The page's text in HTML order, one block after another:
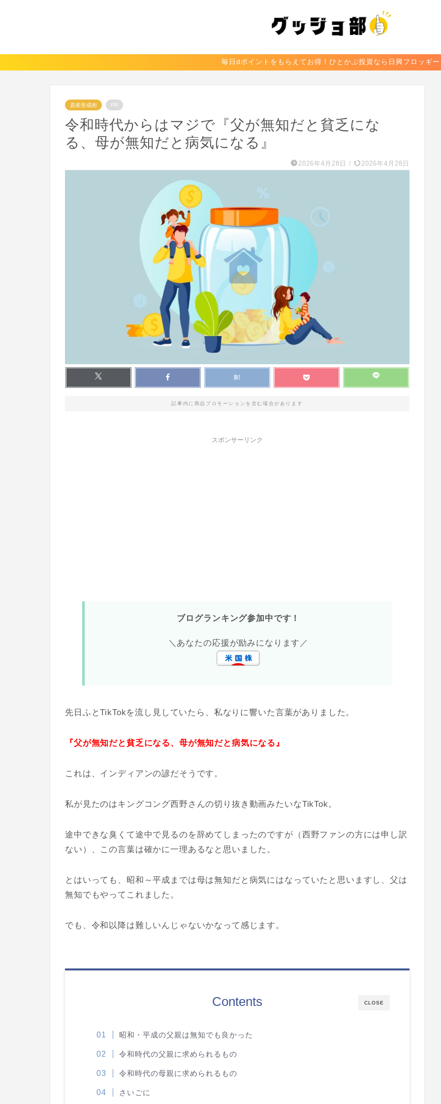
毎日dポイントをもらえてお得！ひとかぶ投資なら日興フロッギー
資産形成術 PR
令和時代からはマジで『父が無知だと貧乏にな
る、母が無知だと病気になる』
2026年4月28日 / 2026年4月28日
記事内に商品プロモーションを含む場合があります
スポンサーリンク
ブログランキング参加中です！
＼あなたの応援が励みになります／
先日ふとTikTokを流し見していたら、私なりに響いた言葉がありました。
『父が無知だと貧乏になる、母が無知だと病気になる』
これは、 インディアンの諺だそうです。
私が見たのはキングコング西野さんの切り抜き動画みたいなTikTok。
途中できな臭くて途中で見るのを辞めてしまったのですが（西野ファンの方には申し訳
ない）、この言葉は確かに一理あるなと思いました。
とはいっても、昭和～平成までは母は無知だと病気にはなっていたと思いますし、父は
無知でもやってこれました。
でも、令和以降は難しいんじゃないかなって感じます。
CLOSE
Contents
昭和・平成の父親は無知でも良かった
令和時代の父親に求められるもの
令和時代の母親に求められるもの
さいごに